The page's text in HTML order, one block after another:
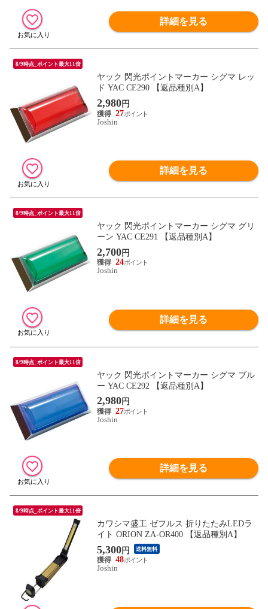
詳細を見る
8/9時点_ポイント最大11倍
ヤック 閃光ポイントマーカー シグマ レッ
ド YAC CE290 【返品種別A】
2,980円
27
Joshin
詳細を見る
8/9時点_ポイント最大11倍
ヤック 閃光ポイントマーカー シグマ グリ
ーン YAC CE291 【返品種別A】
2,700円
24
Joshin
詳細を見る
8/9時点_ポイント最大11倍
ヤック 閃光ポイントマーカー シグマ ブル
ー YAC CE292 【返品種別A】
2,980円
27
Joshin
詳細を見る
8/9時点_ポイント最大11倍
カワシマ盛工 ゼフルス 折りたたみLEDラ
イト ORION ZA-OR400 【返品種別A】
5,300円 送料無料
48
Joshin